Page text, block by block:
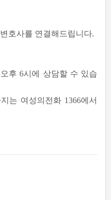
호사를 연결해드립니다.
후 6시에 상담할 수 있습
는 여성의전화 1366에서